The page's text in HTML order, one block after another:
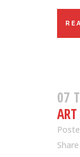
07
ART
Share